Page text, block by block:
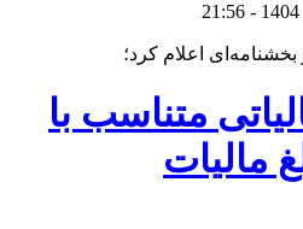
اعلام کرد؛
متناسب با
مالیات